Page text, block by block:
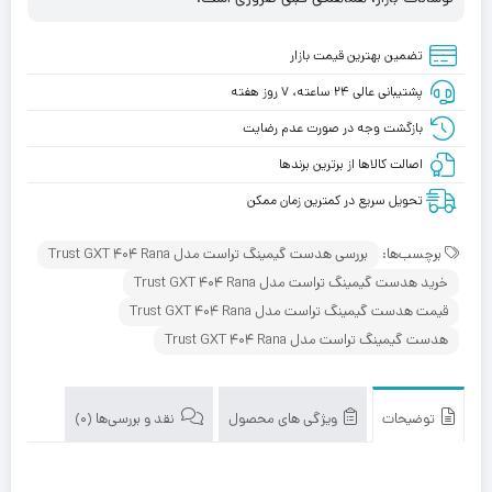
تضمین بهترین قیمت بازار
پشتیبانی عالی ۲۴ ساعته، ۷ روز هفته
بازگشت وجه در صورت عدم رضایت
اصالت کالاها از برترین برندها
تحویل سریع در کمترین زمان ممکن
برچسب‌ها:
بررسی هدست گیمینگ تراست مدل Trust GXT 404 Rana
خرید هدست گیمینگ تراست مدل Trust GXT 404 Rana
قیمت هدست گیمینگ تراست مدل Trust GXT 404 Rana
هدست گیمینگ تراست مدل Trust GXT 404 Rana
توضیحات ویژگی های محصول نقد و بررسی‌ها (0)